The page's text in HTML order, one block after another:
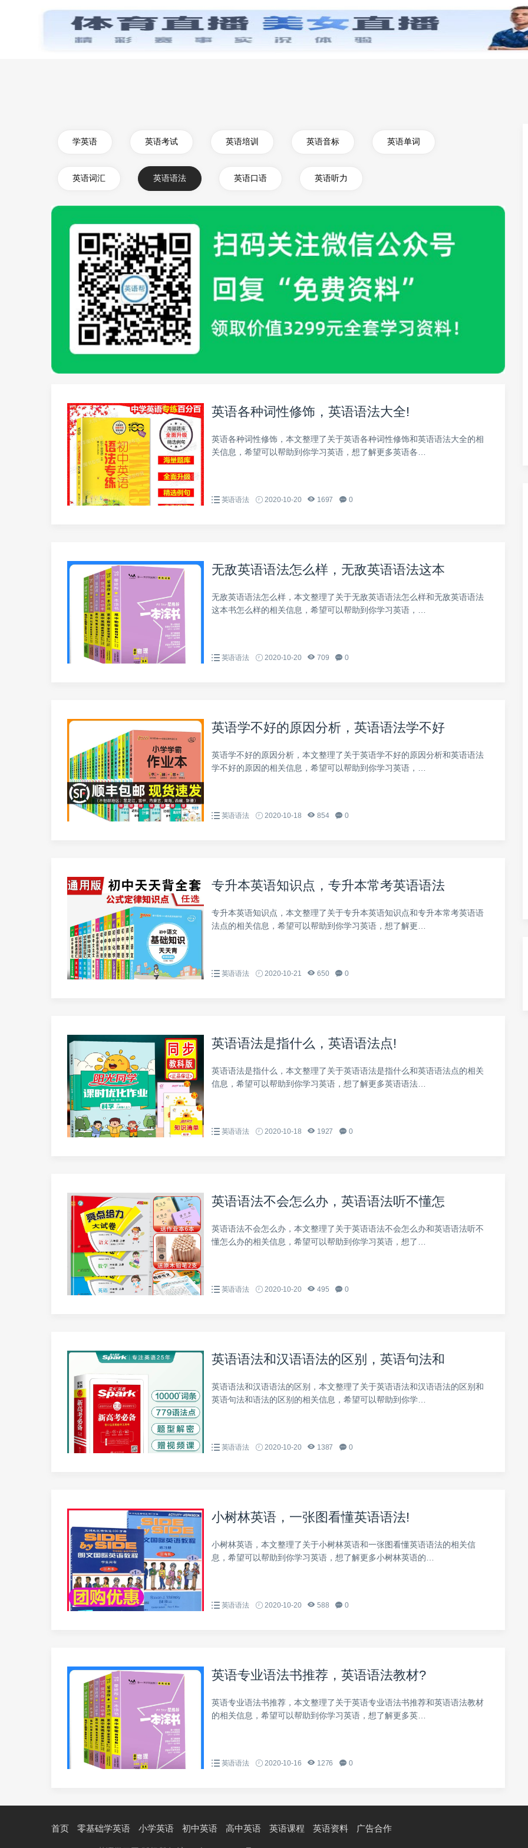
首页 零基础学英语 小学英语 初中英语 高中英
学英语 英语考试 英语培训 英语音标 英语单词
英语词汇 英语语法 英语口语 英语听力
英语各种词性修饰，英语语法大全!
英语各种词性修饰，本文整理了关于英语各种词性修饰和英语语法大全的相
关信息，希望可以帮助到你学习英语，想了解更多英语各…
英语语法 2020-10-20 1697 0
无敌英语语法怎么样，无敌英语语法这本
无敌英语语法怎么样，本文整理了关于无敌英语语法怎么样和无敌英语语法
这本书怎么样的相关信息，希望可以帮助到你学习英语，…
英语语法 2020-10-20 709 0
英语学不好的原因分析，英语语法学不好
英语学不好的原因分析，本文整理了关于英语学不好的原因分析和英语语法
学不好的原因的相关信息，希望可以帮助到你学习英语，…
英语语法 2020-10-18 854 0
专升本英语知识点，专升本常考英语语法
专升本英语知识点，本文整理了关于专升本英语知识点和专升本常考英语语
法点的相关信息，希望可以帮助到你学习英语，想了解更…
英语语法 2020-10-21 650 0
英语语法是指什么，英语语法点!
英语语法是指什么，本文整理了关于英语语法是指什么和英语语法点的相关
信息，希望可以帮助到你学习英语，想了解更多英语语法…
英语语法 2020-10-18 1927 0
英语语法不会怎么办，英语语法听不懂怎
英语语法不会怎么办，本文整理了关于英语语法不会怎么办和英语语法听不
懂怎么办的相关信息，希望可以帮助到你学习英语，想了…
英语语法 2020-10-20 495 0
英语语法和汉语语法的区别，英语句法和
英语语法和汉语语法的区别，本文整理了关于英语语法和汉语语法的区别和
英语句法和语法的区别的相关信息，希望可以帮助到你学…
英语语法 2020-10-20 1387 0
小树林英语，一张图看懂英语语法!
小树林英语，本文整理了关于小树林英语和一张图看懂英语语法的相关信
息，希望可以帮助到你学习英语，想了解更多小树林英语的…
英语语法 2020-10-20 588 0
英语专业语法书推荐，英语语法教材?
英语专业语法书推荐，本文整理了关于英语专业语法书推荐和英语语法教材
的相关信息，希望可以帮助到你学习英语，想了解更多英…
英语语法 2020-10-16 1276 0
首页 零基础学英语 小学英语 初中英语 高中英语 英语课程 英语资料 广告合作